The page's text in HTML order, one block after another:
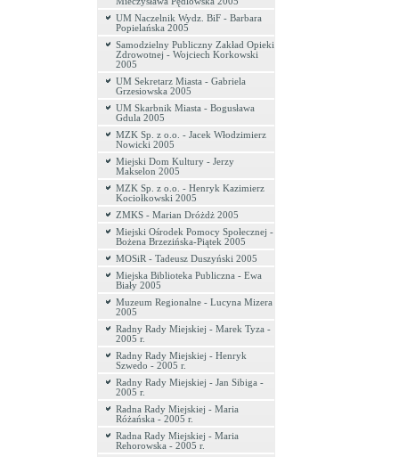
UM Naczelnik Wydz. BiF - Barbara
Popielańska 2005
Samodzielny Publiczny Zakład Opieki
Zdrowotnej - Wojciech Korkowski
2005
UM Sekretarz Miasta - Gabriela
Grzesiowska 2005
UM Skarbnik Miasta - Bogusława
Gdula 2005
MZK Sp. z o.o. - Jacek Włodzimierz
Nowicki 2005
Miejski Dom Kultury - Jerzy
Makselon 2005
MZK Sp. z o.o. - Henryk Kazimierz
Kociołkowski 2005
ZMKS - Marian Dróżdż 2005
Miejski Ośrodek Pomocy Społecznej -
Bożena Brzezińska-Piątek 2005
MOSiR - Tadeusz Duszyński 2005
Miejska Biblioteka Publiczna - Ewa
Biały 2005
Muzeum Regionalne - Lucyna Mizera
2005
Radny Rady Miejskiej - Marek Tyza -
2005 r.
Radny Rady Miejskiej - Henryk
Szwedo - 2005 r.
Radny Rady Miejskiej - Jan Sibiga -
2005 r.
Radna Rady Miejskiej - Maria
Różańska - 2005 r.
Radna Rady Miejskiej - Maria
Rehorowska - 2005 r.